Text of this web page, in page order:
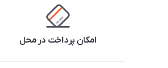
امکان پرداخت در محل